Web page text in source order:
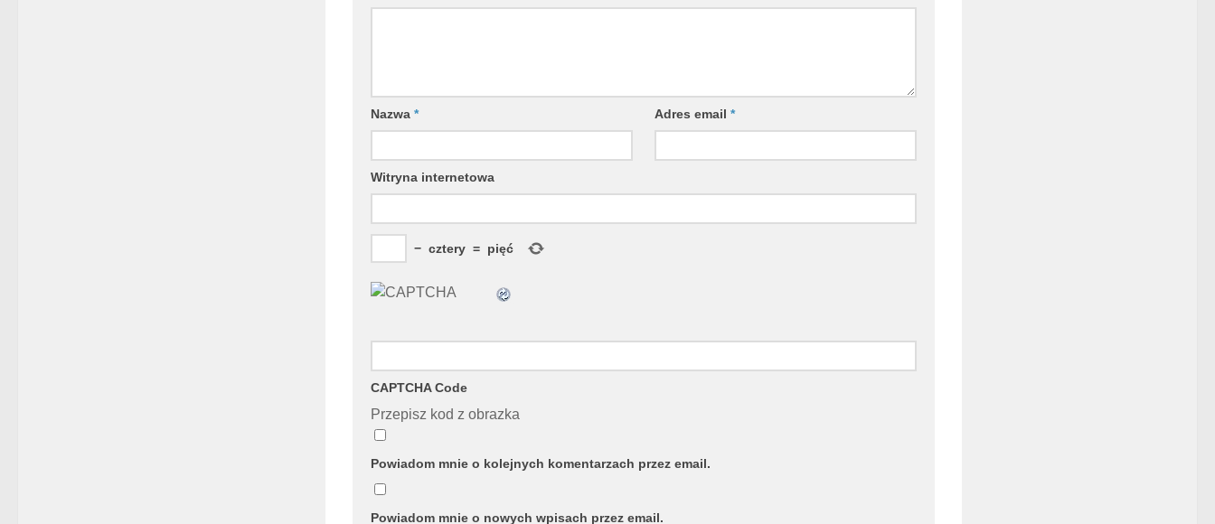
Nazwa * Adres email*
Witryna internetowa
− cztery = pięć
CAPTCHA Code
Przepisz kod z obrazka
Powiadom mnie o kolejnych komentarzach przez email.
Powiadom mnie o nowych wpisach przez email.